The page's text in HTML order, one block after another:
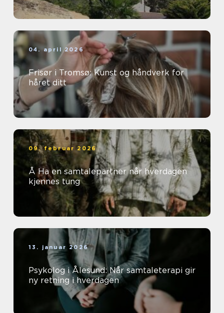
04. april 2026
Frisør i Tromsø: Kunst og håndverk for
håret ditt
09. februar 2026
Å Ha en samtalepartner når hverdagen
kjennes tung
13. januar 2026
Psykolog i Ålesund: Når samtaleterapi gir
ny retning i hverdagen